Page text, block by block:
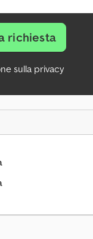
richiesta
sulla privacy